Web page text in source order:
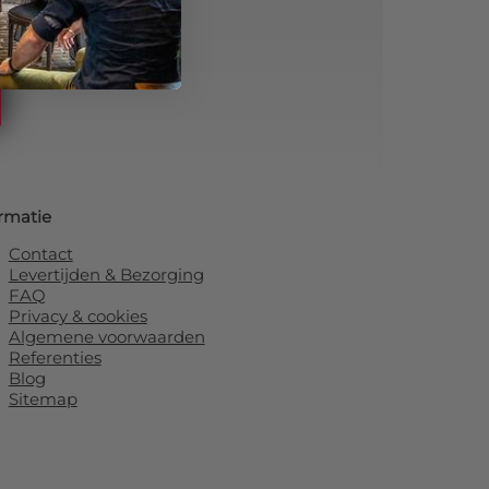
korting!
Contact
Levertijden & Bezorging
FAQ
Privacy & cookies
Algemene voorwaarden
Referenties
Blog
Sitemap